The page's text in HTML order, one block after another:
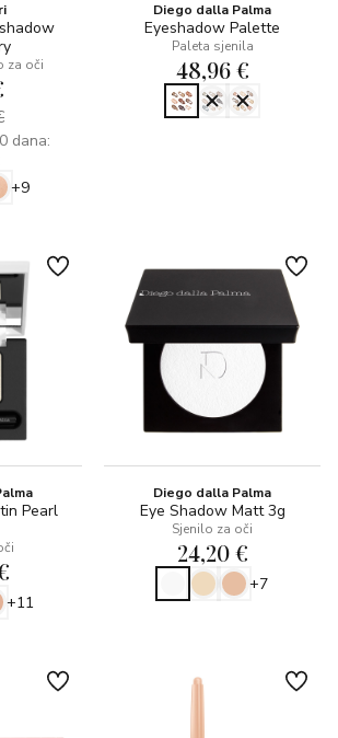
za oči
dana:
+9
Diego dalla Palma
Eyeshadow Palette
Paleta sjenila
48,96 €
Pearl
+11
Diego dalla Palma
Eye Shadow Matt 3g
Sjenilo za oči
24,20 €
+7